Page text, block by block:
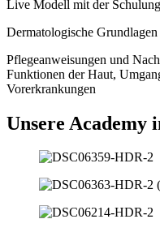
Live Modell mit der
Dermatologische Grundlagen
Pflegeanweisungen und
Funktionen der Haut,
Vorerkrankungen
Unsere Academy